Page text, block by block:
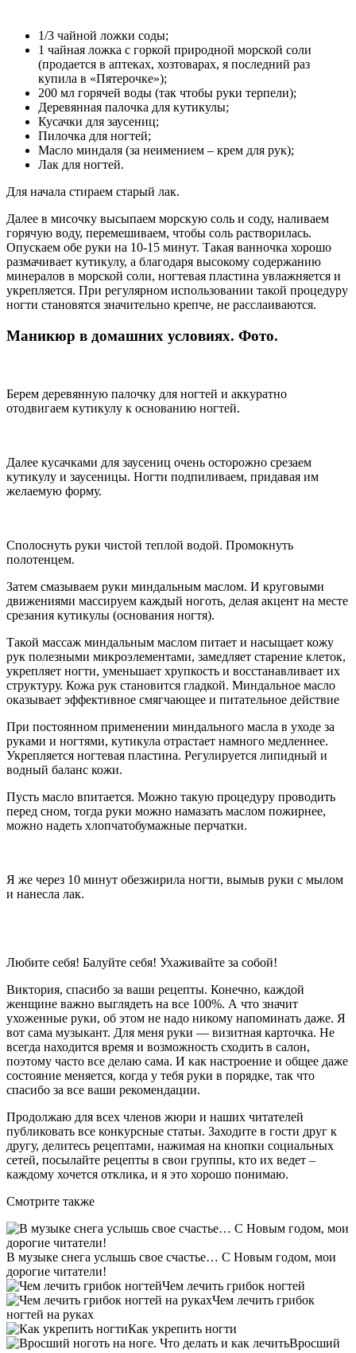
1/3 чайной ложки соды;
1 чайная ложка с горкой природной морской соли
(продается в аптеках, хозтоварах, я последний раз
купила в «Пятерочке»);
200 мл горячей воды (так чтобы руки терпели);
Деревянная палочка для кутикулы;
Кусачки для заусениц;
Пилочка для ногтей;
Масло миндаля (за неимением – крем для рук);
Лак для ногтей.
Для начала стираем старый лак.
Далее в мисочку высыпаем морскую соль и соду, наливаем
горячую воду, перемешиваем, чтобы соль растворилась.
Опускаем обе руки на 10-15 минут. Такая ванночка хорошо
размачивает кутикулу, а благодаря высокому содержанию
минералов в морской соли, ногтевая пластина увлажняется и
укрепляется. При регулярном использовании такой процедуру
ногти становятся значительно крепче, не расслаиваются.
Маникюр в домашних условиях. Фото.
Берем деревянную палочку для ногтей и аккуратно
отодвигаем кутикулу к основанию ногтей.
Далее кусачками для заусениц очень осторожно срезаем
кутикулу и заусеницы. Ногти подпиливаем, придавая им
желаемую форму.
Сполоснуть руки чистой теплой водой. Промокнуть
полотенцем.
Затем смазываем руки миндальным маслом. И круговыми
движениями массируем каждый ноготь, делая акцент на месте
срезания кутикулы (основания ногтя).
Такой массаж миндальным маслом питает и насыщает кожу
рук полезными микроэлементами, замедляет старение клеток,
укрепляет ногти, уменьшает хрупкость и восстанавливает их
структуру. Кожа рук становится гладкой. Миндальное масло
оказывает эффективное смягчающее и питательное действие
При постоянном применении миндального масла в уходе за
руками и ногтями, кутикула отрастает намного медленнее.
Укрепляется ногтевая пластина. Регулируется липидный и
водный баланс кожи.
Пусть масло впитается. Можно такую процедуру проводить
перед сном, тогда руки можно намазать маслом пожирнее,
можно надеть хлопчатобумажные перчатки.
Я же через 10 минут обезжирила ногти, вымыв руки с мылом
и нанесла лак.
Любите себя! Балуйте себя! Ухаживайте за собой!
Виктория, спасибо за ваши рецепты. Конечно, каждой
женщине важно выглядеть на все 100%. А что значит
ухоженные руки, об этом не надо никому напоминать даже. Я
вот сама музыкант. Для меня руки — визитная карточка. Не
всегда находится время и возможность сходить в салон,
поэтому часто все делаю сама. И как настроение и общее даже
состояние меняется, когда у тебя руки в порядке, так что
спасибо за все ваши рекомендации.
Продолжаю для всех членов жюри и наших читателей
публиковать все конкурсные статьи. Заходите в гости друг к
другу, делитесь рецептами, нажимая на кнопки социальных
сетей, посылайте рецепты в свои группы, кто их ведет –
каждому хочется отклика, и я это хорошо понимаю.
Смотрите также
В музыке снега услышь свое счастье… С Новым годом, мои
дорогие читатели!
Чем лечить грибок ногтей
Чем лечить грибок
ногтей на руках
Как укрепить ногти
Вросший